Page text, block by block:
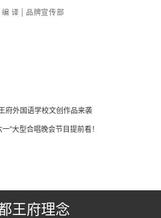
编 译 | 品牌宣传部
府外国语学校文创作品来袭
”大型合唱晚会节目提前看！
王府理念